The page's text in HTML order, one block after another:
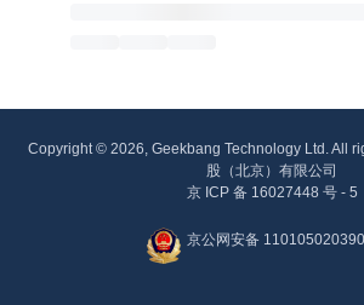
Copyright © 2026, Geekbang Technology Ltd. All
股（北京）有限公司
京 ICP 备 16027448 号 - 5
京公网安备